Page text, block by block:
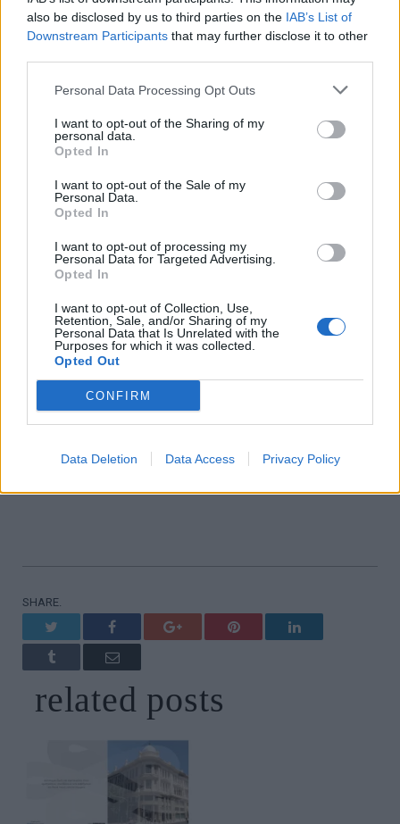
also be disclosed by us to third parties on the IAB’s List of
Downstream Participants that may further disclose it to other
Personal Data Processing Opt Outs
I want to opt-out of the Sharing of my
personal data.
Opted In
I want to opt-out of the Sale of my
Personal Data.
Opted In
I want to opt-out of processing my
Personal Data for Targeted Advertising.
Opted In
I want to opt-out of Collection, Use,
Retention, Sale, and/or Sharing of my
Personal Data that Is Unrelated with the
Purposes for which it was collected.
Opted Out
CONFIRM
Data Deletion Data Access Privacy Policy
της εκπομπής διακόπτει τον Χάμοντ και λέει,
“Λοιπόν, Τζον, θέλω να είμαστε χαρούμενοι για
τους μετεωρολόγους που σας κάνει όλους λίγο
μοιρολατρικούς και προάγγελους καταστροφής.”
τρομακτικά παρόμοια με αυτά του χαρακτήρα της
Κέιτ Μπλάνσετ στο Don’t Look Up. Ας ελπίσουμε
ότι ο κόσμος έχει συνειδητοποιήσει ότι πρέπει να
παίρνουμε στα σοβαρά τους επιστήμονες που
έχουν κάνει έρευνα και γνωρίζουν τα γεγονότα
(όσο δυσάρεστα κι αν είναι).
Διαβάστε επίσης:Η νέα ταινία τρόμου
του 50 Cent είναι τόσο φρικιαστική που
SHARE.
Facebook Google+ Pinterest LinkedIn
Tumblr Email
related posts